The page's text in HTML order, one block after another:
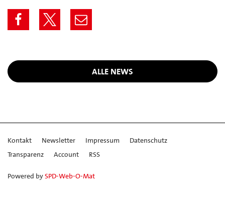
ALLE NEWS
Kontakt Newsletter Impressum
Datenschutz
Transparenz
Account RSS
Powered bySPD-Web-O-Mat